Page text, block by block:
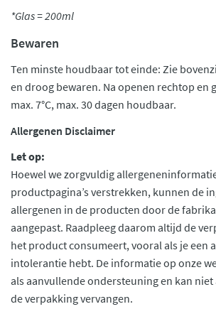
*Glas = 200ml
Bewaren
Ten minste houdbaar tot einde: Zie
en droog bewaren. Na openen rechtop en
max. 7°C, max. 30 dagen houdbaar.
Allergenen Disclaimer
Let op:
Hoewel we zorgvuldig
productpagina’s verstrekken, kunnen de
allergenen in de producten door de
aangepast. Raadpleeg daarom altijd de
het product consumeert, vooral als je een
intolerantie hebt. De informatie op onze
als aanvullende ondersteuning en kan
de verpakking vervangen.